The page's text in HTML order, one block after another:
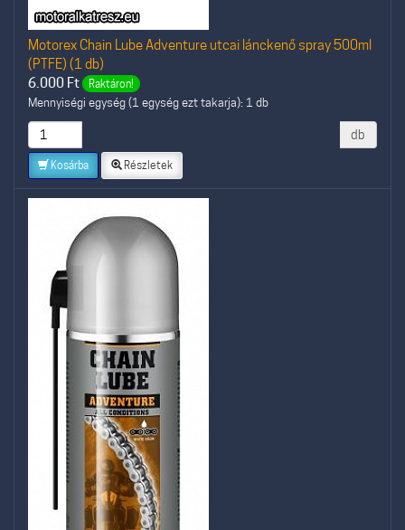
Motorex Chain Lube Adventure utcai lánckenő spray 500ml
(PTFE) (1 db)
6.000 Ft Raktáron!
Mennyiségi egység (1 egység ezt takarja): 1 db
db
Kosárba Részletek